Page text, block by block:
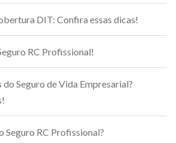
DIT: Confira essas dicas!
RC Profissional!
do Seguro de Vida Empresarial?
Seguro RC Profissional?